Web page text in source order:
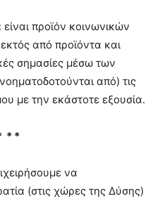
προϊόν κοινωνικών
από προϊόντα και
σημασίες μέσω των
από) τις
με την εκάστοτε εξουσία.
* *
να
(στις χώρες της Δύσης)